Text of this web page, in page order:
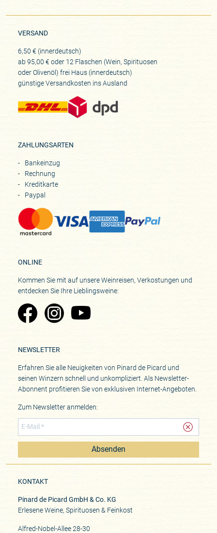
VERSAND
6,50 € (innerdeutsch)
ab 95,00 € oder 12 Flaschen (Wein, Spirituosen
oder Olivenöl) frei Haus (innerdeutsch)
günstige Versandkosten ins Ausland
ZAHLUNGSARTEN
Bankeinzug
Rechnung
Kreditkarte
Paypal
ONLINE
Kommen Sie mit auf unsere Weinreisen, Verkostungen und
entdecken Sie Ihre Lieblingsweine:
Zu Pinard's Facebook-Seite
Zu Pinard's Instagram-Seite
Zu Pinard's YouTube-Seite
NEWSLETTER
Erfahren Sie alle Neuigkeiten von Pinard de Picard und
seinen Winzern schnell und unkompliziert. Als Newsletter-
Abonnent profitieren Sie von exklusiven Internet-Angeboten.
Zum Newsletter anmelden:
Absenden
KONTAKT
Pinard de Picard GmbH & Co. KG
Erlesene Weine, Spirituosen & Feinkost
Alfred-Nobel-Allee 28-30